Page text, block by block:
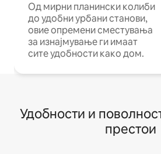
Од мирни планински колиби
до удобни урбани станови,
овие опремени сместувања
за изнајмување ги имаат
сите удобности како дом.
Удобности и
престои